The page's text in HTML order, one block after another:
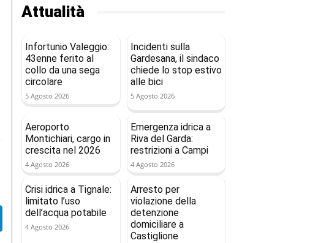
Attualità
Infortunio Valeggio:
43enne ferito al
collo da una sega
circolare
5 Agosto 2026
Incidenti sulla
Gardesana, il sindaco
chiede lo stop estivo
alle bici
5 Agosto 2026
Aeroporto
Montichiari, cargo in
crescita nel 2026
4 Agosto 2026
Emergenza idrica a
Riva del Garda:
restrizioni a Campi
4 Agosto 2026
Crisi idrica a Tignale:
limitato l’uso
dell’acqua potabile
4 Agosto 2026
Arresto per
violazione della
detenzione
domiciliare a
Castiglione